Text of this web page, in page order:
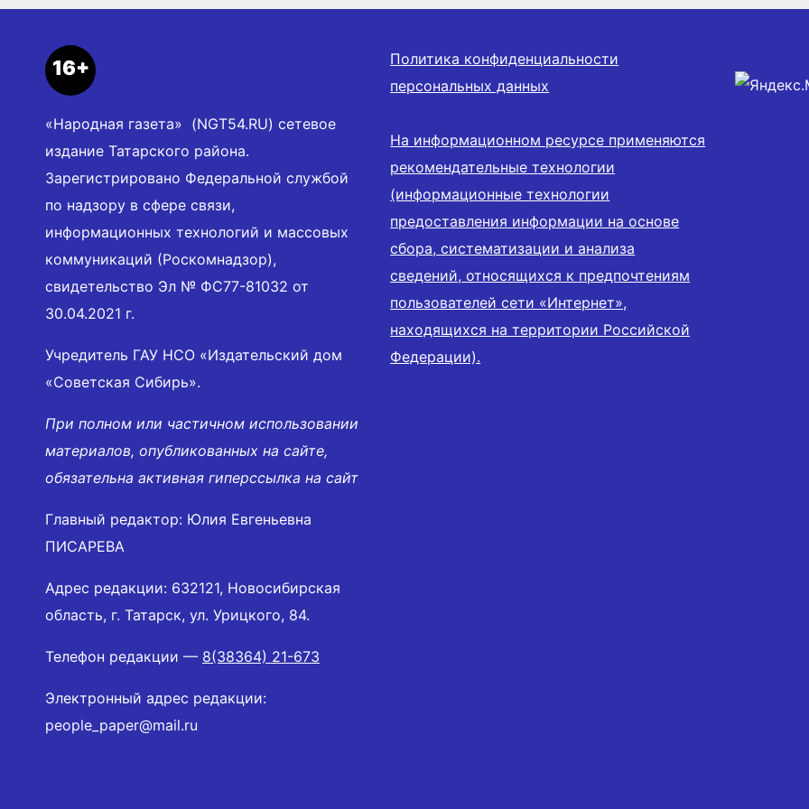
16+
«Народная газета» (NGT54.RU) сетевое
издание Татарского района.
Зарегистрировано Федеральной службой
по надзору в сфере связи,
информационных технологий и массовых
коммуникаций (Роскомнадзор),
свидетельство Эл № ФС77-81032 от
30.04.2021 г.
Учредитель ГАУ НСО «Издательский дом
«Советская Сибирь».
При полном или частичном использовании
материалов, опубликованных на сайте,
обязательна активная гиперссылка на сайт
Главный редактор: Юлия Евгеньевна
ПИСАРЕВА
Адрес редакции: 632121, Новосибирская
область, г. Татарск, ул. Урицкого, 84.
Телефон редакции — 8(38364) 21-673
Электронный адрес редакции:
people_paper@mail.ru
Политика конфиденциальности
персональных данных
На информационном ресурсе применяются
рекомендательные технологии
(информационные технологии
предоставления информации на основе
сбора, систематизации и анализа
сведений, относящихся к предпочтениям
пользователей сети «Интернет»,
находящихся на территории Российской
Федерации).